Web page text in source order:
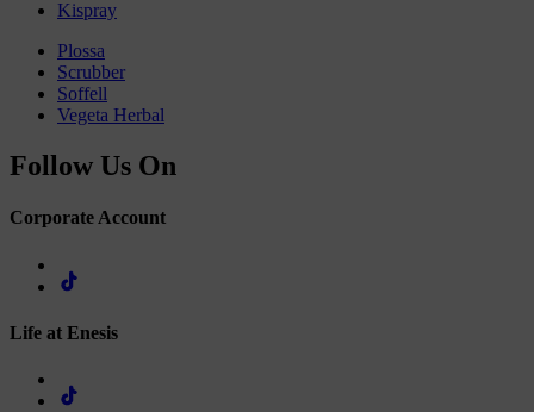
Kispray
Plossa
Scrubber
Soffell
Vegeta Herbal
Follow Us On
Corporate Account
Life at Enesis